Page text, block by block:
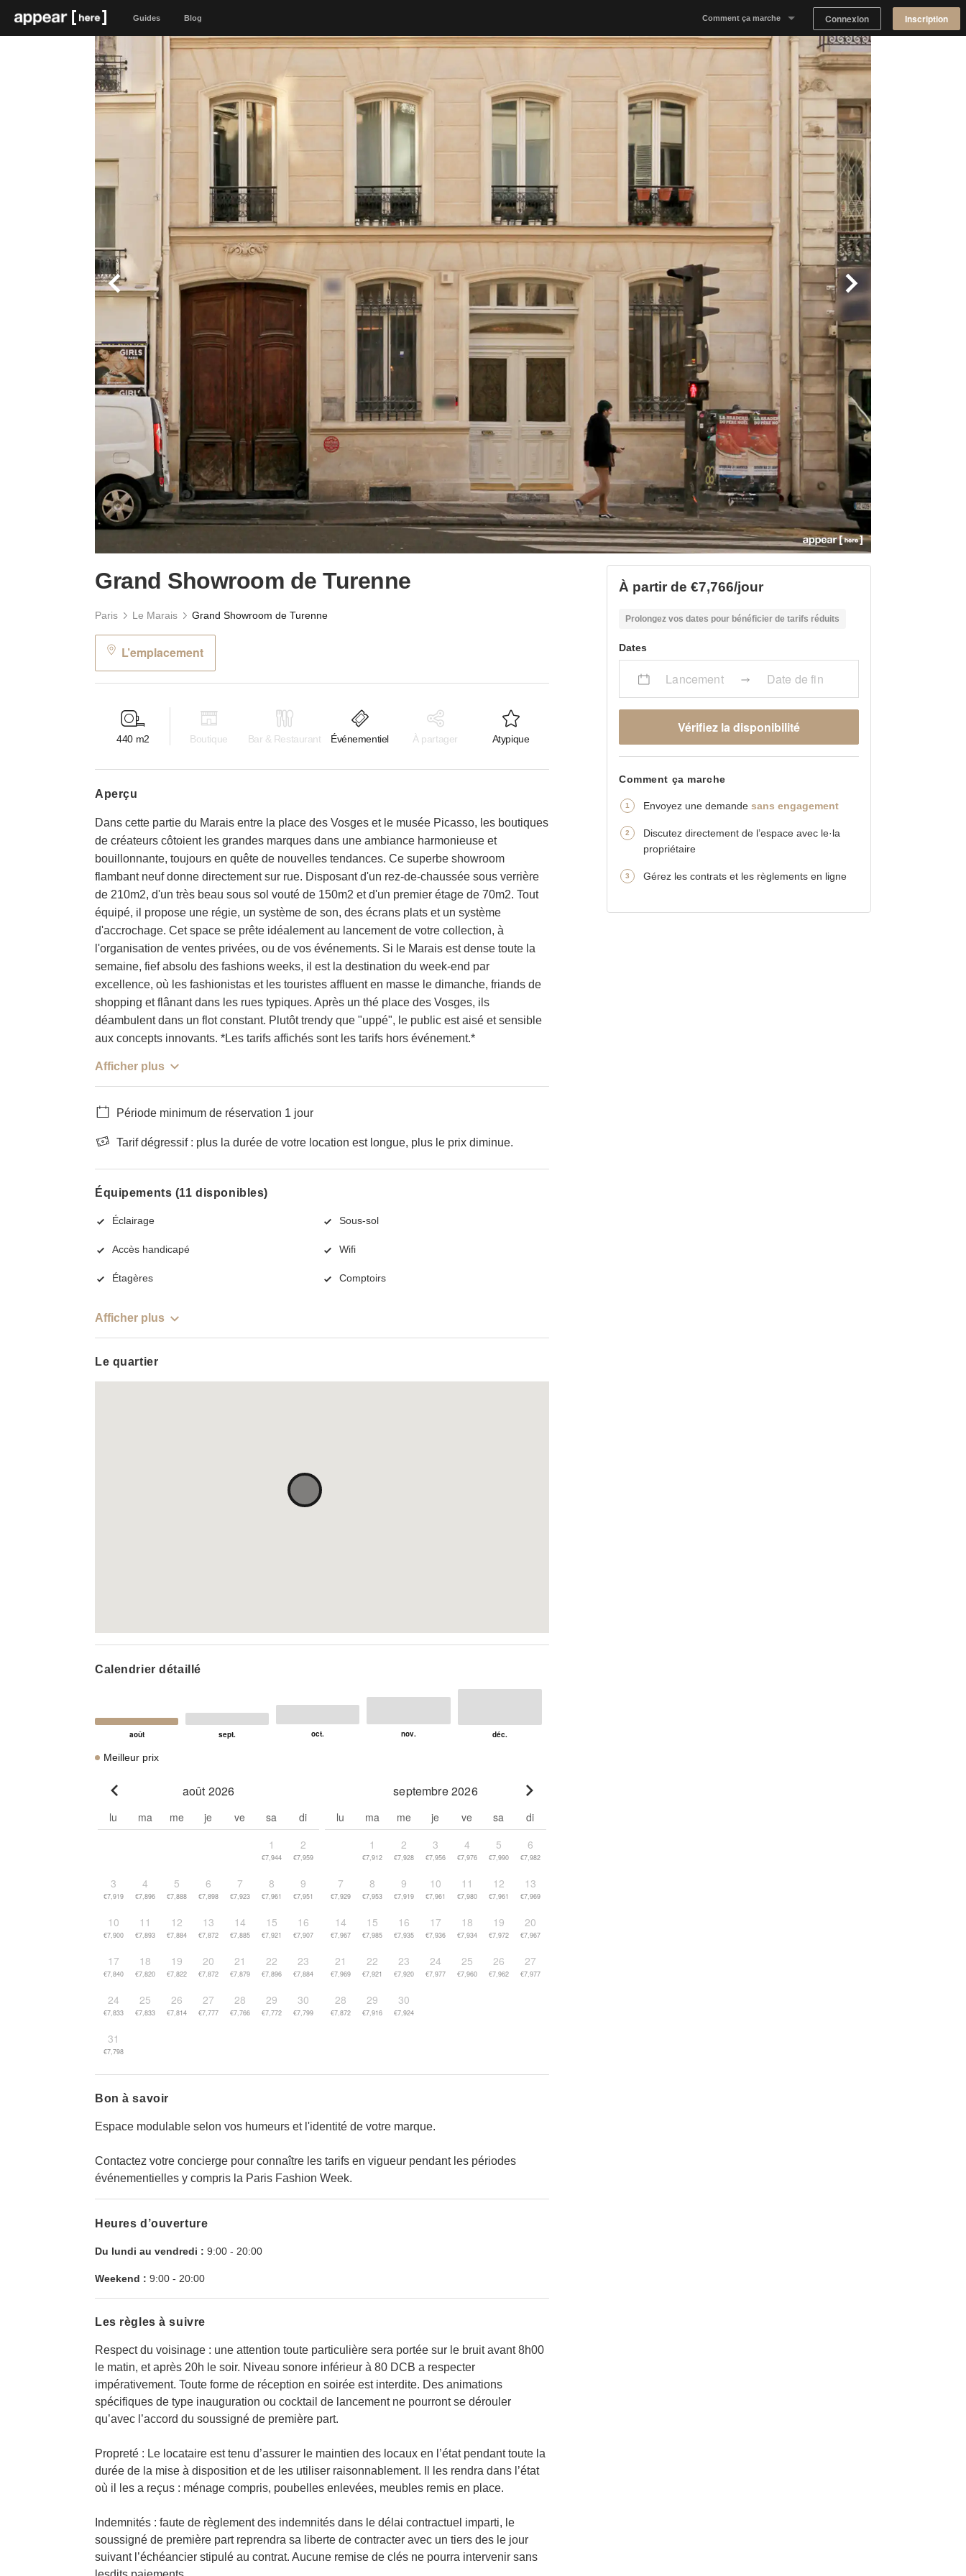
Guides Blog Comment ça marche
Trouver un espace
Connexion Inscription
Grand Showroom de Turenne
Paris Le Marais Grand Showroom de Turenne
L’emplacement
440 m2 Boutique Bar & Restaurant Événementiel À partager Atypique
aperçu
Dans cette partie du Marais entre la place des Vosges et le musée Picasso, les boutiques
de créateurs côtoient les grandes marques dans une ambiance harmonieuse et
bouillonnante, toujours en quête de nouvelles tendances. Ce superbe showroom
flambant neuf donne directement sur rue. Disposant d'un rez-de-chaussée sous verrière
de 210m2, d'un très beau sous sol vouté de 150m2 et d'un premier étage de 70m2. Tout
équipé, il propose une régie, un système de son, des écrans plats et un système
d'accrochage. Cet space se prête idéalement au lancement de votre collection, à
l'organisation de ventes privées, ou de vos événements. Si le Marais est dense toute la
semaine, fief absolu des fashions weeks, il est la destination du week-end par
excellence, où les fashionistas et les touristes affluent en masse le dimanche, friands de
shopping et flânant dans les rues typiques. Après un thé place des Vosges, ils
déambulent dans un flot constant. Plutôt trendy que "uppé", le public est aisé et sensible
aux concepts innovants. *Les tarifs affichés sont les tarifs hors événement.*
Afficher plus
Période minimum de réservation 1 jour
Tarif dégressif : plus la durée de votre location est longue, plus le prix diminue.
Équipements (11 disponibles)
Éclairage Sous-sol
Accès handicapé Wifi
Étagères Comptoirs
Afficher plus
Le quartier
Calendrier détaillé
Meilleur prix
août 2026
lu ma me je ve sa
di
1
€7,944
2
€7,959
3
€7,919
4
€7,896
5
€7,888
6
€7,898
7
€7,923
8
€7,961
9
€7,951
10
€7,900
11
€7,893
12
€7,884
13
€7,872
14
€7,885
15
€7,921
16
€7,907
17
€7,840
18
€7,820
19
€7,822
20
€7,872
21
€7,879
22
€7,896
23
€7,884
24
€7,833
25
€7,833
26
€7,814
27
€7,777
28
€7,766
29
€7,772
30
€7,799
31
€7,798
septembre 2026
lu ma me je ve sa
di
1
€7,912
2
€7,928
3
€7,956
4
€7,976
5
€7,990
6
€7,982
7
€7,929
8
€7,953
9
€7,919
10
€7,961
11
€7,980
12
€7,961
13
€7,969
14
€7,967
15
€7,985
16
€7,935
17
€7,936
18
€7,934
19
€7,972
20
€7,967
21
€7,969
22
€7,921
23
€7,920
24
€7,977
25
€7,960
26
€7,962
27
€7,977
28
€7,872
29
€7,916
30
€7,924
Bon à savoir
Espace modulable selon vos humeurs et l'identité de votre marque.
Contactez votre concierge pour connaître les tarifs en vigueur pendant les périodes
événementielles y compris la Paris Fashion Week.
Heures d’ouverture
Du lundi au vendredi : 9:00 - 20:00
Weekend : 9:00 - 20:00
Les règles à suivre
Respect du voisinage : une attention toute particulière sera portée sur le bruit avant 8h00
le matin, et après 20h le soir. Niveau sonore inférieur à 80 DCB a respecter
impérativement. Toute forme de réception en soirée est interdite. Des animations
spécifiques de type inauguration ou cocktail de lancement ne pourront se dérouler
qu’avec l’accord du soussigné de première part.
Propreté : Le locataire est tenu d’assurer le maintien des locaux en l’état pendant toute la
durée de la mise à disposition et de les utiliser raisonnablement. Il les rendra dans l’état
où il les a reçus : ménage compris, poubelles enlevées, meubles remis en place.
Indemnités : faute de règlement des indemnités dans le délai contractuel imparti, le
soussigné de première part reprendra sa liberte de contracter avec un tiers des le jour
suivant l’échéancier stipulé au contrat. Aucune remise de clés ne pourra intervenir sans
À partir de €7,766/jour
Prolongez vos dates pour bénéficier de tarifs réduits
Dates
Lancement Date de fin
Vérifiez la disponibilité
Comment ça marche
Envoyez une demandesans engagement
Discutez directement de l’espace avec le·la
propriétaire
Gérez les contrats et les règlements en ligne